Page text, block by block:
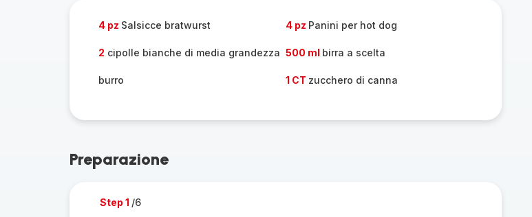
4 pz Salsicce bratwurst 4 pz Panini per hot dog
2 cipolle bianche di media grandezza 500 ml birra a scelta
burro 1 CT zucchero di canna
Preparazione
Step 1 /6